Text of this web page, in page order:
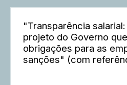
"Transparência
projeto do Governo
obrigações para as
sanções" (com